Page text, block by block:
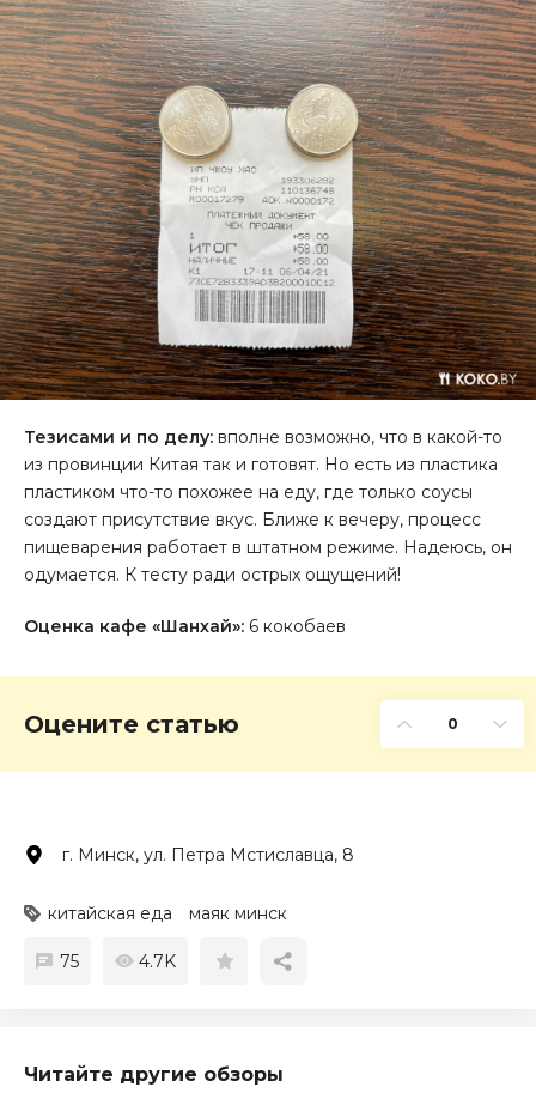
Тезисами и по делу: вполне возможно, что в какой-то
из провинции Китая так и готовят. Но есть из пластика
пластиком что-то похожее на еду, где только соусы
создают присутствие вкус. Ближе к вечеру, процесс
пищеварения работает в штатном режиме. Надеюсь, он
одумается. К тесту ради острых ощущений!
Оценка кафе «Шанхай»: 6 кокобаев
Оцените статью 0
г. Минск, ул. Петра Мстиславца, 8
китайская еда маяк минск
75 4.7K
Читайте другие обзоры